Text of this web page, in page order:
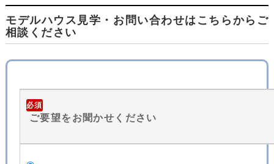
モデルハウス見学・お問い合わせはこちらからご
相談ください
必須
ご要望をお聞かせください